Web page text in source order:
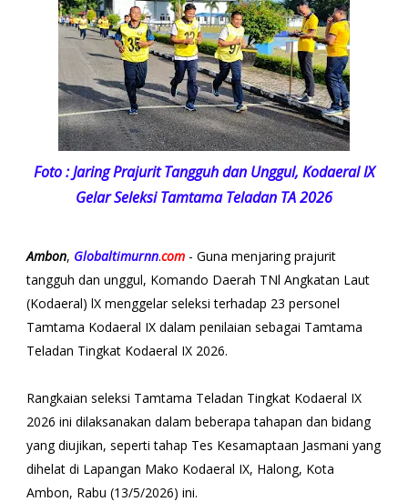
Foto : Jaring Prajurit Tangguh dan Unggul, Kodaeral IX
Gelar Seleksi Tamtama Teladan TA 2026
Ambon, Globaltimurnn.com- Guna menjaring prajurit
tangguh dan unggul, Komando Daerah TNl Angkatan Laut
(Kodaeral) lX menggelar seleksi terhadap 23 personel
Tamtama Kodaeral IX dalam penilaian sebagai Tamtama
Teladan Tingkat Kodaeral IX 2026.
Rangkaian seleksi Tamtama Teladan Tingkat Kodaeral IX
2026 ini dilaksanakan dalam beberapa tahapan dan bidang
yang diujikan, seperti tahap Tes Kesamaptaan Jasmani yang
dihelat di Lapangan Mako Kodaeral IX, Halong, Kota
Ambon, Rabu (13/5/2026) ini.